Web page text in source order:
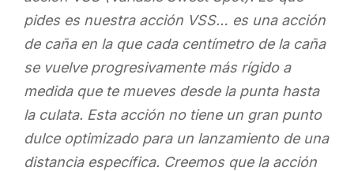
pides es nuestra acción VSS… es una acción
de caña en la que cada centímetro de la caña
se vuelve progresivamente más rígido a
medida que te mueves desde la punta hasta
la culata. Esta acción no tiene un gran punto
dulce optimizado para un lanzamiento de una
distancia específica. Creemos que la acción